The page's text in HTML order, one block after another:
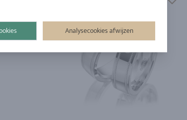
Analysecookies afwijzen